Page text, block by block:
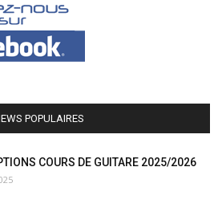
POPULAIRES
COURS DE GUITARE 2025/2026